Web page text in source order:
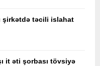
şirkətdə təcili islahat
it əti şorbası tövsiyə